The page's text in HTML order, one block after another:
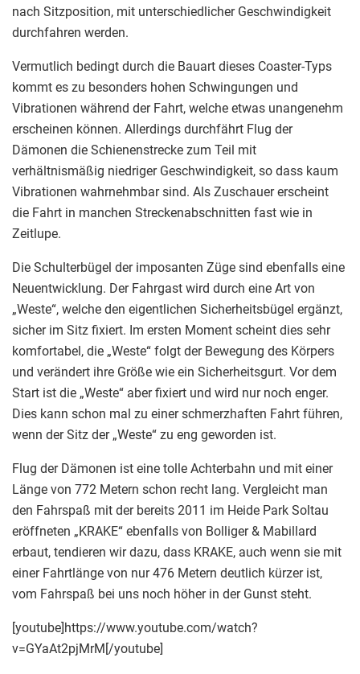
nach Sitzposition, mit unterschiedlicher Geschwindigkeit
durchfahren werden.
Vermutlich bedingt durch die Bauart dieses Coaster-Typs
kommt es zu besonders hohen Schwingungen und
Vibrationen während der Fahrt, welche etwas unangenehm
erscheinen können. Allerdings durchfährt Flug der
Dämonen die Schienenstrecke zum Teil mit
verhältnismäßig niedriger Geschwindigkeit, so dass kaum
Vibrationen wahrnehmbar sind. Als Zuschauer erscheint
die Fahrt in manchen Streckenabschnitten fast wie in
Zeitlupe.
Die Schulterbügel der imposanten Züge sind ebenfalls eine
Neuentwicklung. Der Fahrgast wird durch eine Art von
„Weste“, welche den eigentlichen Sicherheitsbügel ergänzt,
sicher im Sitz fixiert. Im ersten Moment scheint dies sehr
komfortabel, die „Weste“ folgt der Bewegung des Körpers
und verändert ihre Größe wie ein Sicherheitsgurt. Vor dem
Start ist die „Weste“ aber fixiert und wird nur noch enger.
Dies kann schon mal zu einer schmerzhaften Fahrt führen,
wenn der Sitz der „Weste“ zu eng geworden ist.
Flug der Dämonen ist eine tolle Achterbahn und mit einer
Länge von 772 Metern schon recht lang. Vergleicht man
den Fahrspaß mit der bereits 2011 im Heide Park Soltau
eröffneten „KRAKE“ ebenfalls von Bolliger & Mabillard
erbaut, tendieren wir dazu, dass KRAKE, auch wenn sie mit
einer Fahrtlänge von nur 476 Metern deutlich kürzer ist,
vom Fahrspaß bei uns noch höher in der Gunst steht.
[youtube]https://www.youtube.com/watch?
v=GYaAt2pjMrM[/youtube]